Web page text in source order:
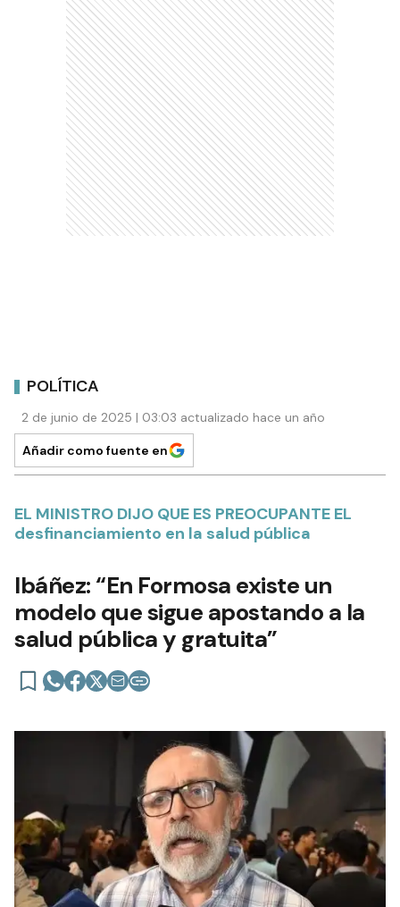
POLÍTICA
2 de junio de 2025 | 03:03 actualizado hace un año
Añadir como fuente en
EL MINISTRO DIJO QUE ES PREOCUPANTE EL
desfinanciamiento en la salud pública
Ibáñez: “En Formosa existe un
modelo que sigue apostando a la
salud pública y gratuita”